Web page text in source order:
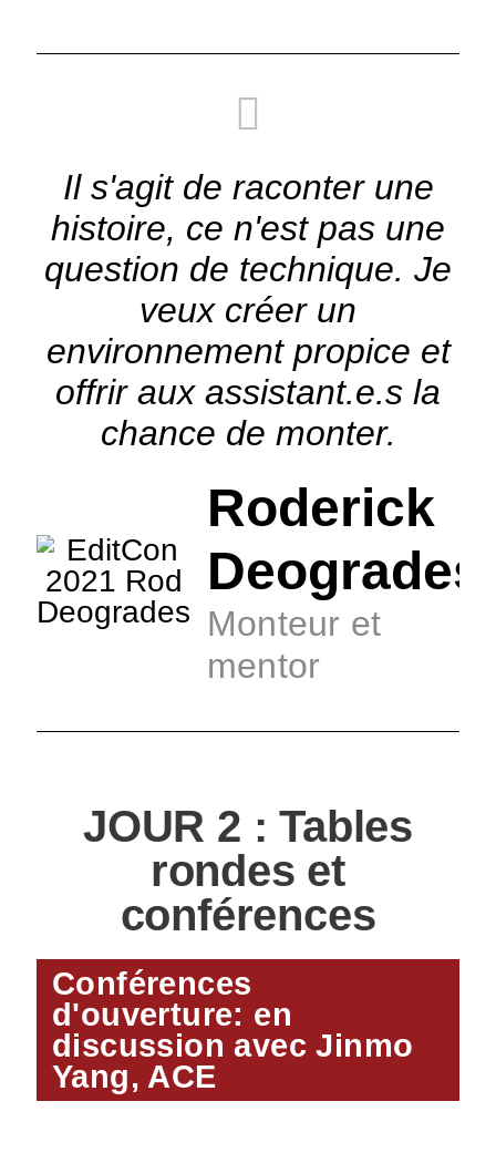
Il s'agit de raconter une
histoire, ce n'est pas une
question de technique. Je
veux créer un
environnement propice et
offrir aux assistant.e.s la
chance de monter.
Roderick
Deogrades
Monteur et
mentor
JOUR 2 : Tables
rondes et
conférences
Conférences
d'ouverture: en
discussion avec Jinmo
Yang, ACE